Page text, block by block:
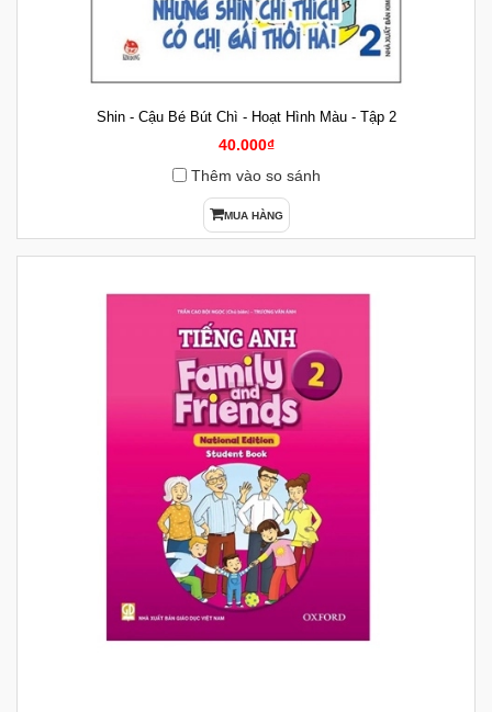
Shin - Cậu Bé Bút Chì - Hoạt Hình Màu - Tập 2
40.000₫
Thêm vào so sánh
MUA HÀNG